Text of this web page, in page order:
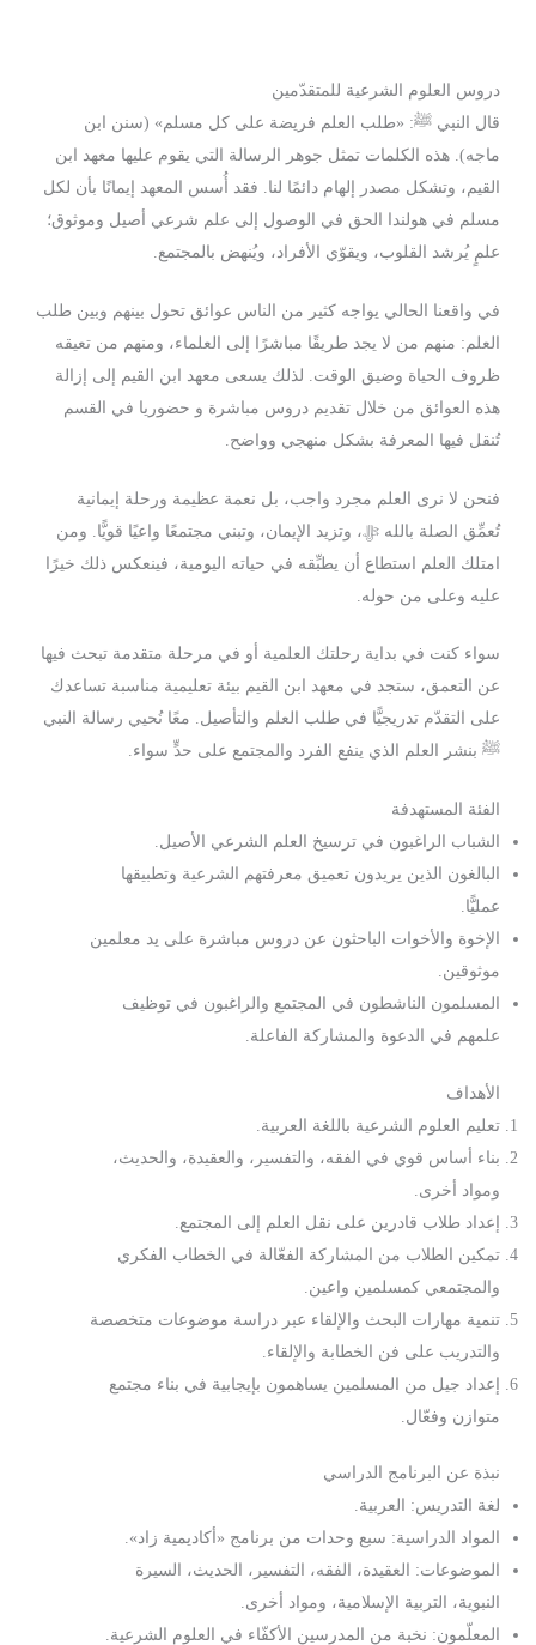
دروس العلوم الشرعية للمتقدّمين
قال النبي ﷺ: «طلب العلم فريضة على كل مسلم» (سنن ابن
ماجه). هذه الكلمات تمثل جوهر الرسالة التي يقوم عليها معهد ابن
القيم، وتشكل مصدر إلهام دائمًا لنا. فقد أُسس المعهد إيمانًا بأن لكل
مسلم في هولندا الحق في الوصول إلى علم شرعي أصيل وموثوق؛
علمٍ يُرشد القلوب، ويقوّي الأفراد، ويُنهض بالمجتمع.
في واقعنا الحالي يواجه كثير من الناس عوائق تحول بينهم وبين طلب
العلم: منهم من لا يجد طريقًا مباشرًا إلى العلماء، ومنهم من تعيقه
ظروف الحياة وضيق الوقت. لذلك يسعى معهد ابن القيم إلى إزالة
هذه العوائق من خلال تقديم دروس مباشرة و حضوريا في القسم
تُنقل فيها المعرفة بشكل منهجي وواضح.
فنحن لا نرى العلم مجرد واجب، بل نعمة عظيمة ورحلة إيمانية
تُعمِّق الصلة بالله ﷻ، وتزيد الإيمان، وتبني مجتمعًا واعيًا قويًّا. ومن
امتلك العلم استطاع أن يطبِّقه في حياته اليومية، فينعكس ذلك خيرًا
عليه وعلى من حوله.
سواء كنت في بداية رحلتك العلمية أو في مرحلة متقدمة تبحث فيها
عن التعمق، ستجد في معهد ابن القيم بيئة تعليمية مناسبة تساعدك
على التقدّم تدريجيًّا في طلب العلم والتأصيل. معًا نُحيي رسالة النبي
ﷺ بنشر العلم الذي ينفع الفرد والمجتمع على حدٍّ سواء.
الفئة المستهدفة
الشباب الراغبون في ترسيخ العلم الشرعي الأصيل.
البالغون الذين يريدون تعميق معرفتهم الشرعية وتطبيقها
عمليًّا.
الإخوة والأخوات الباحثون عن دروس مباشرة على يد معلمين
موثوقين.
المسلمون الناشطون في المجتمع والراغبون في توظيف
علمهم في الدعوة والمشاركة الفاعلة.
الأهداف
تعليم العلوم الشرعية باللغة العربية.
بناء أساس قوي في الفقه، والتفسير، والعقيدة، والحديث،
ومواد أخرى.
إعداد طلاب قادرين على نقل العلم إلى المجتمع.
تمكين الطلاب من المشاركة الفعّالة في الخطاب الفكري
والمجتمعي كمسلمين واعين.
تنمية مهارات البحث والإلقاء عبر دراسة موضوعات متخصصة
والتدريب على فن الخطابة والإلقاء.
إعداد جيل من المسلمين يساهمون بإيجابية في بناء مجتمع
متوازن وفعّال.
نبذة عن البرنامج الدراسي
لغة التدريس: العربية.
المواد الدراسية: سبع وحدات من برنامج «أكاديمية زاد».
الموضوعات: العقيدة، الفقه، التفسير، الحديث، السيرة
النبوية، التربية الإسلامية، ومواد أخرى.
المعلّمون: نخبة من المدرسين الأكفّاء في العلوم الشرعية.